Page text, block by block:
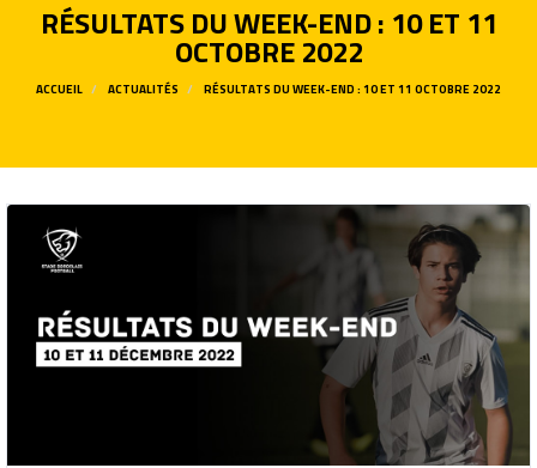
RÉSULTATS DU WEEK-END : 10 ET 11
OCTOBRE 2022
ACCUEIL ACTUALITÉS RÉSULTATS DU WEEK-END : 10 ET 11 OCTOBRE 2022